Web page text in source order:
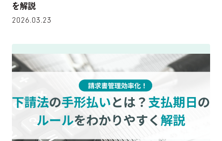
を解説
2026.03.23